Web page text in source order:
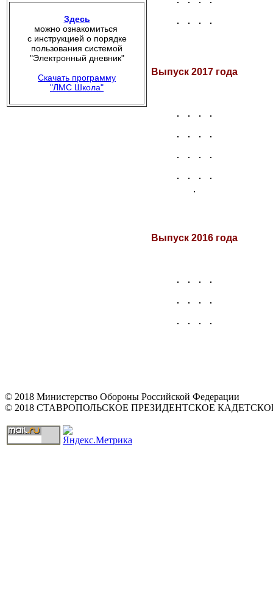
Здесь
можно ознакомиться
с инструкцией о порядке
пользования системой
"Электронный дневник"
Скачать программу
"ЛМС Школа"
Выпуск 2017 года
Выпуск 2016 года
© 2018 Министерство Обороны Российской Федерации
© 2018 СТАВРОПОЛЬСКОЕ ПРЕЗИДЕНТСКОЕ